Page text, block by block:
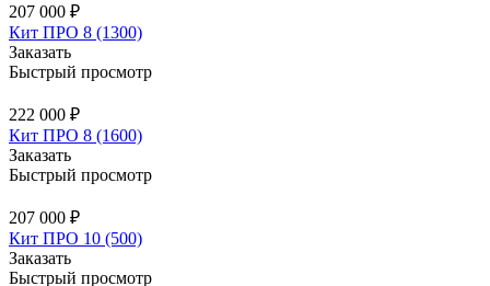
207 000 ₽
Кит ПРО 8 (1300)
Заказать
Быстрый просмотр
222 000 ₽
Кит ПРО 8 (1600)
Заказать
Быстрый просмотр
207 000 ₽
Кит ПРО 10 (500)
Заказать
Быстрый просмотр